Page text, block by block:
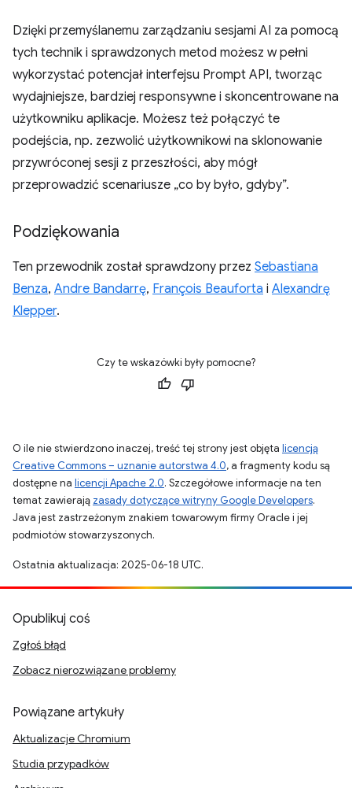
Dzięki przemyślanemu zarządzaniu sesjami AI za pomocą
tych technik i sprawdzonych metod możesz w pełni
wykorzystać potencjał interfejsu Prompt API, tworząc
wydajniejsze, bardziej responsywne i skoncentrowane na
użytkowniku aplikacje. Możesz też połączyć te
podejścia, np. zezwolić użytkownikowi na sklonowanie
przywróconej sesji z przeszłości, aby mógł
przeprowadzić scenariusze „co by było, gdyby”.
Podziękowania
Ten przewodnik został sprawdzony przez Sebastiana
Benza, Andre Bandarrę, François Beauforta i Alexandrę
Klepper.
Czy te wskazówki były pomocne?
O ile nie stwierdzono inaczej, treść tej strony jest objęta licencją
Creative Commons – uznanie autorstwa 4.0, a fragmenty kodu są
dostępne na licencji Apache 2.0. Szczegółowe informacje na ten
temat zawierają zasady dotyczące witryny Google Developers.
Java jest zastrzeżonym znakiem towarowym firmy Oracle i jej
podmiotów stowarzyszonych.
Ostatnia aktualizacja: 2025-06-18 UTC.
Opublikuj coś
Zgłoś błąd
Zobacz nierozwiązane problemy
Powiązane artykuły
Aktualizacje Chromium
Studia przypadków